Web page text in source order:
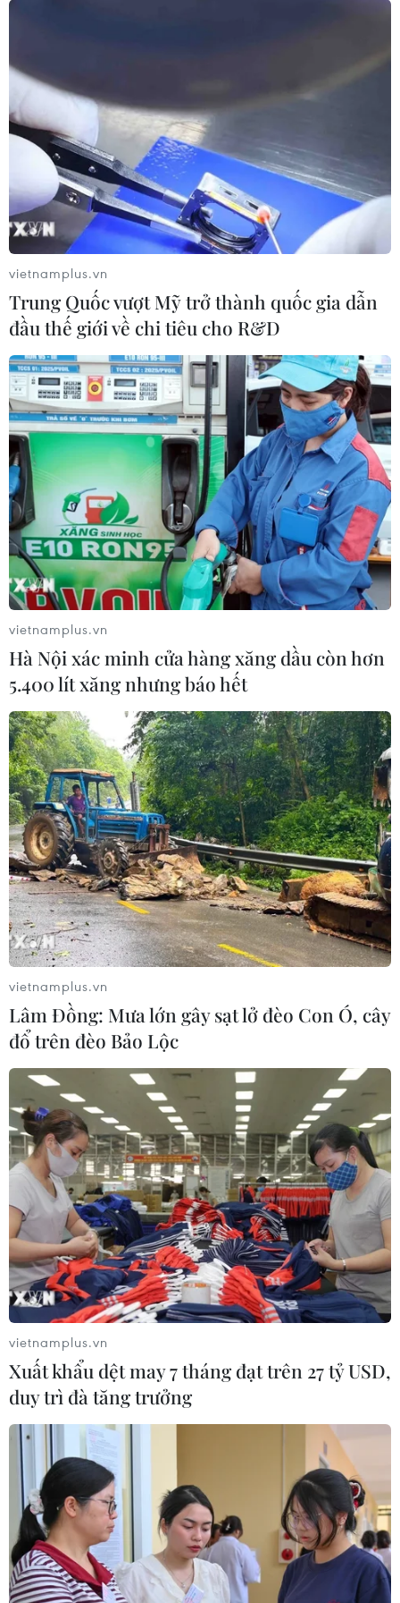
TIN CÙNG CHUYÊN MỤC
Pháp cảnh giác nguy cơ thao túng
vietnamplus.vn
Trung Quốc vượt Mỹ trở thành quốc gia dẫn
đầu thế giới về chi tiêu cho R&D
vietnamplus.vn
Hà Nội xác minh cửa hàng xăng dầu còn hơn
5.400 lít xăng nhưng báo hết
vietnamplus.vn
Lâm Đồng: Mưa lớn gây sạt lở đèo Con Ó, cây
đổ trên đèo Bảo Lộc
vietnamplus.vn
Xuất khẩu dệt may 7 tháng đạt trên 27 tỷ USD,
duy trì đà tăng trưởng